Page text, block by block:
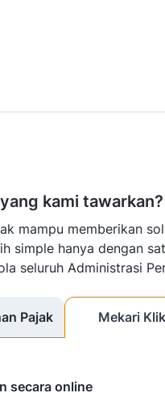
kami tawarkan?
mampu memberikan
simple hanya dengan
seluruh Administrasi
Pajak Mekari
secara online